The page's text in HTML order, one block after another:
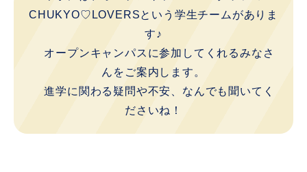
CHUKYO♡LOVERSという学生チームがありま
す♪
オープンキャンパスに参加してくれるみなさ
んをご案内します。
進学に関わる疑問や不安、なんでも聞いてく
ださいね！